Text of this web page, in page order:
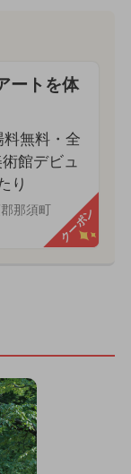
ートを体
料無料・全
館デビュ
り
那須町 クーポン